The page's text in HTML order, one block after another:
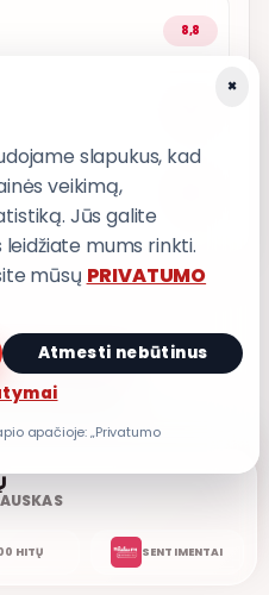
8,8
POLITIKA
nustatymai
×
slapukus, kad
veikimą,
Jūs galite
mums rinkti.
mūsų PRIVATUMO
Atmesti nebūtinus
apačioje: „Privatumo